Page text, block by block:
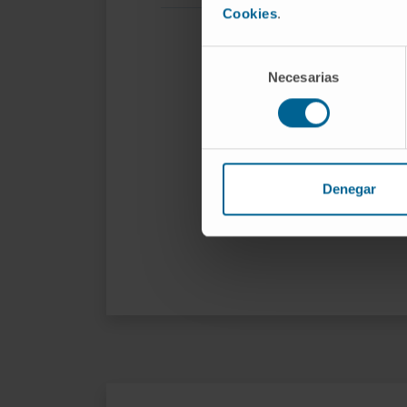
Cookies.
consentimiento
Necesarias
Denegar